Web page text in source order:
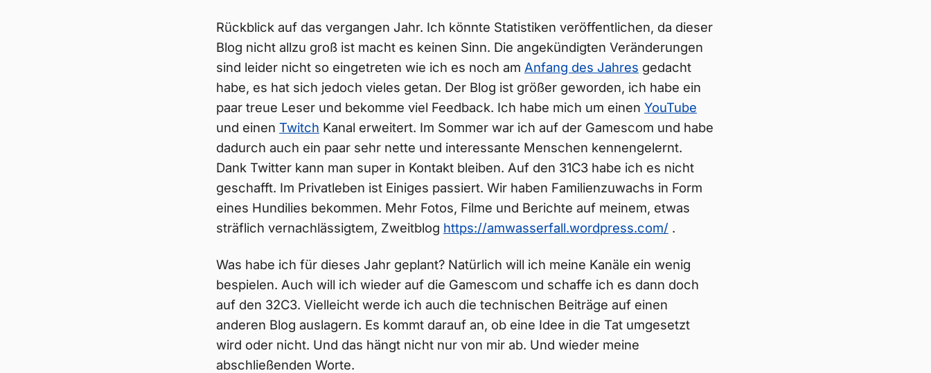
Rückblick auf das vergangen Jahr. Ich könnte Statistiken veröffentlichen, da dieser
Blog nicht allzu groß ist macht es keinen Sinn. Die angekündigten Veränderungen
sind leider nicht so eingetreten wie ich es noch am Anfang des Jahres gedacht
habe, es hat sich jedoch vieles getan. Der Blog ist größer geworden, ich habe ein
paar treue Leser und bekomme viel Feedback. Ich habe mich um einen YouTube
und einen Twitch Kanal erweitert. Im Sommer war ich auf der Gamescom und habe
dadurch auch ein paar sehr nette und interessante Menschen kennengelernt.
Dank Twitter kann man super in Kontakt bleiben. Auf den 31C3 habe ich es nicht
geschafft. Im Privatleben ist Einiges passiert. Wir haben Familienzuwachs in Form
eines Hundilies bekommen. Mehr Fotos, Filme und Berichte auf meinem, etwas
sträflich vernachlässigtem, Zweitblog https://amwasserfall.wordpress.com/ .
Was habe ich für dieses Jahr geplant? Natürlich will ich meine Kanäle ein wenig
bespielen. Auch will ich wieder auf die Gamescom und schaffe ich es dann doch
auf den 32C3. Vielleicht werde ich auch die technischen Beiträge auf einen
anderen Blog auslagern. Es kommt darauf an, ob eine Idee in die Tat umgesetzt
wird oder nicht. Und das hängt nicht nur von mir ab. Und wieder meine
abschließenden Worte.